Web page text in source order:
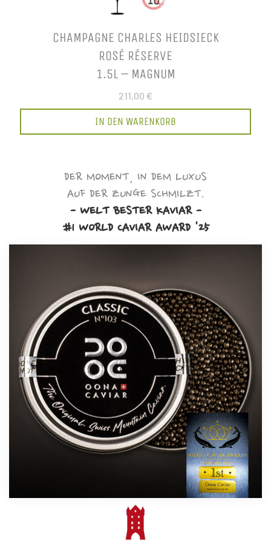
CHAMPAGNE CHARLES HEIDSIECK
ROSÉ RÉSERVE
1.5L – MAGNUM
211,00 €
IN DEN WARENKORB
DER MOMENT, IN DEM LUXUS
AUF DER ZUNGE SCHMILZT.
- WELT BESTER KAVIAR -
#1 WORLD CAVIAR AWARD '25